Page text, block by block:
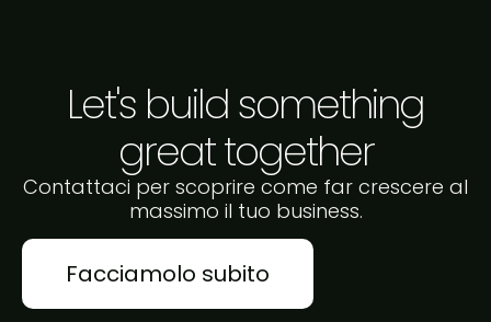
Let's build something
great together
Contattaci per scoprire come far crescere al
massimo il tuo business.
Facciamolo subito